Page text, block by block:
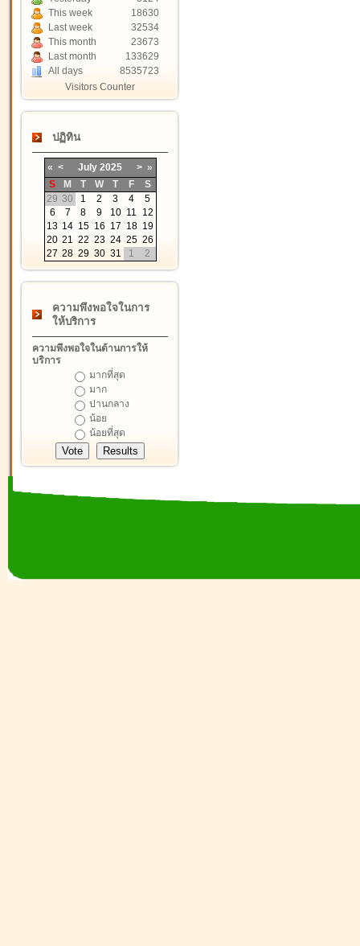
This week
18630
Last week
32534
This month
23673
Last month
133629
All days
8535723
Visitors Counter
ปฏิทิน
« < July 2025 > »
S
M T W T F
S
29 30 1 2 3 4
5
6
7 8 9 10 11
12
13 14 15 16 17 18 19
20 21 22 23 24 25 26
27 28 29 30 31 1 2
ความพึงพอใจในการ
ให้บริการ
ความพึงพอใจในด้านการให้
บริการ
มากที่สุด
มาก
ปานกลาง
น้อย
น้อยที่สุด